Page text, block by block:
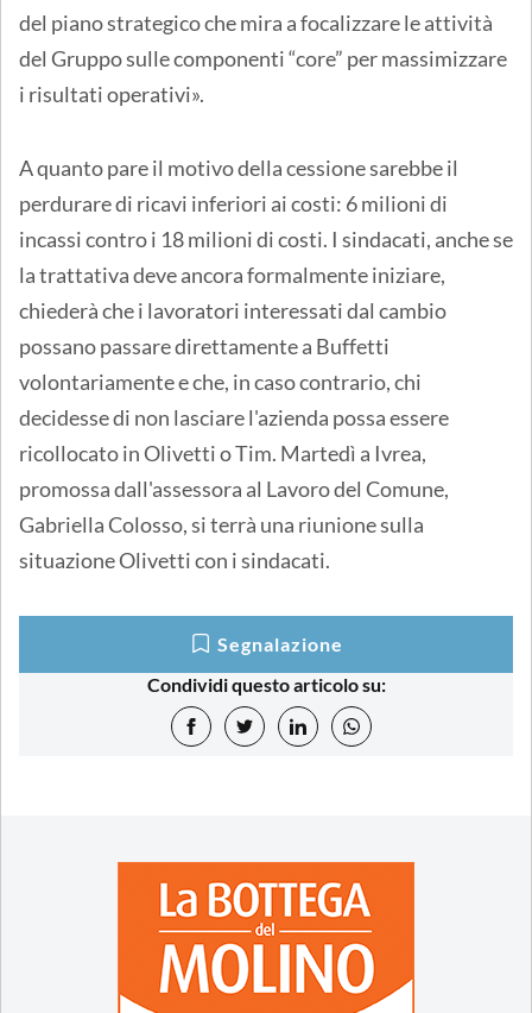
del piano strategico che mira a focalizzare le attività
del Gruppo sulle componenti “core” per massimizzare
i risultati operativi».
A quanto pare il motivo della cessione sarebbe il
perdurare di ricavi inferiori ai costi: 6 milioni di
incassi contro i 18 milioni di costi. I sindacati, anche se
la trattativa deve ancora formalmente iniziare,
chiederà che i lavoratori interessati dal cambio
possano passare direttamente a Buffetti
volontariamente e che, in caso contrario, chi
decidesse di non lasciare l'azienda possa essere
ricollocato in Olivetti o Tim. Martedì a Ivrea,
promossa dall'assessora al Lavoro del Comune,
Gabriella Colosso, si terrà una riunione sulla
situazione Olivetti con i sindacati.
Segnalazione
Condividi questo articolo su: